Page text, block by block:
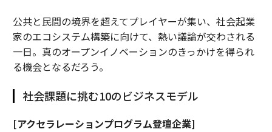
公共と民間の境界を超えてプレイヤーが集い、社会起業
家のエコシステム構築に向けて、熱い議論が交わされる
一日。真のオープンイノベーションのきっかけを得られ
る機会となるだろう。
社会課題に挑む10のビジネスモデル
[アクセラレーションプログラム登壇企業]